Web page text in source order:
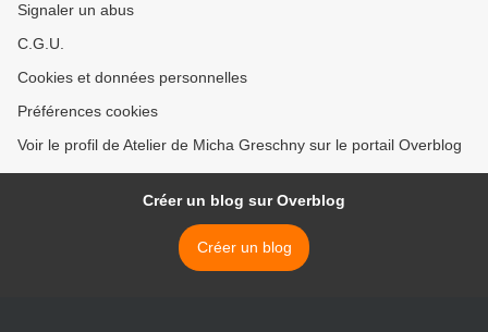
Signaler un abus
C.G.U.
Cookies et données personnelles
Préférences cookies
Voir le profil de Atelier de Micha Greschny sur le portail Overblog
Créer un blog sur Overblog
Créer un blog